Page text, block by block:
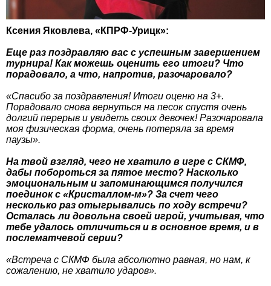
Ксения Яковлева, «КПРФ-Урицк»:
Еще раз поздравляю вас с успешным завершением
турнира! Как можешь оценить его итоги? Что
порадовало, а что, напротив, разочаровало?
«Спасибо за поздравления! Итоги оценю на 3+.
Порадовало снова вернуться на песок спустя очень
долгий перерыв и увидеть своих девочек! Разочаровала
моя физическая форма, очень потеряла за время
паузы».
На твой взгляд, чего не хватило в игре с СКМФ,
дабы побороться за пятое место? Насколько
эмоциональным и запоминающимся получился
поединок с «Кристаллом-м»? За счет чего
несколько раз отыгрывались по ходу встречи?
Осталась ли довольна своей игрой, учитывая, что
тебе удалось отличиться и в основное время, и в
послематчевой серии?
«Встреча с СКМФ была абсолютно равная, но нам, к
сожалению, не хватило ударов».